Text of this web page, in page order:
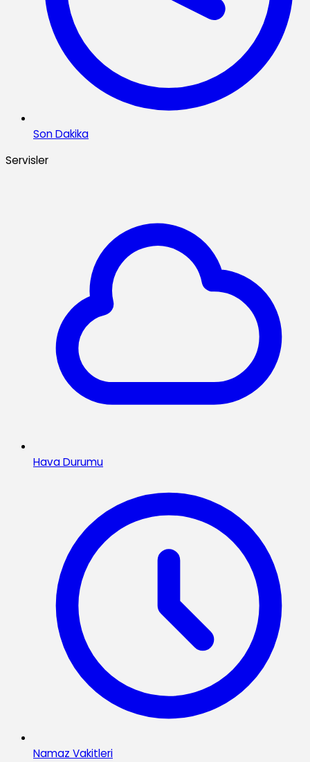
Son Dakika
Servisler
Hava Durumu
Namaz Vakitleri